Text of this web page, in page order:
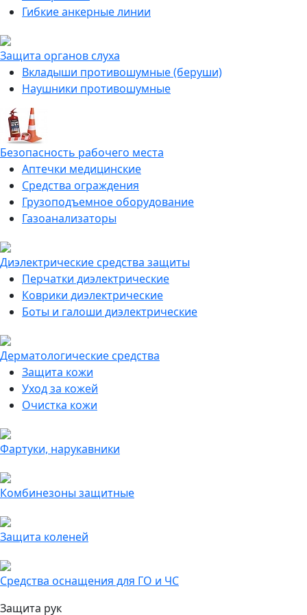
Гибкие анкерные линии
Защита органов слуха
Вкладыши противошумные (беруши)
Наушники противошумные
Безопасность рабочего места
Аптечки медицинские
Средства ограждения
Грузоподъемное оборудование
Газоанализаторы
Диэлектрические средства защиты
Перчатки диэлектрические
Коврики диэлектрические
Боты и галоши диэлектрические
Дерматологические средства
Защита кожи
Уход за кожей
Очистка кожи
Фартуки, нарукавники
Комбинезоны защитные
Защита коленей
Средства оснащения для ГО и ЧС
Защита рук